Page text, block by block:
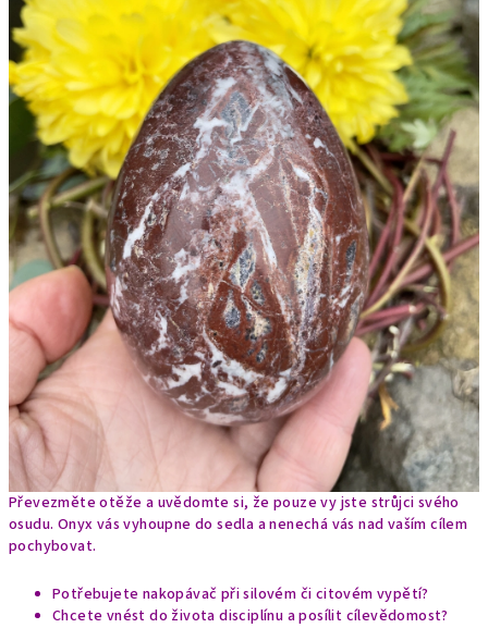
Převezměte otěže a uvědomte si, že pouze vy jste strůjci svého
osudu. Onyx vás vyhoupne do sedla a nenechá vás nad vaším cílem
pochybovat.
Potřebujete nakopávač při silovém či citovém vypětí?
Chcete vnést do života disciplínu a posílit cílevědomost?